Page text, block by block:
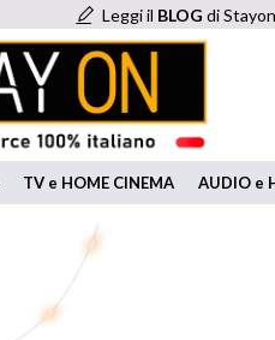
Leggi il BLOG di
TV e HOME CINEMA AUDIO e